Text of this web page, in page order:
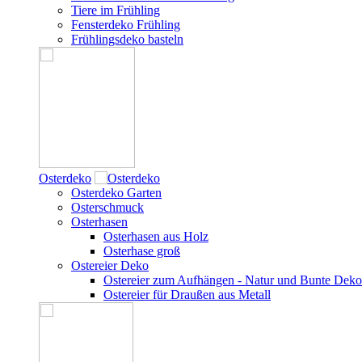
Tiere im Frühling
Fensterdeko Frühling
Frühlingsdeko basteln
Osterdeko
Osterdeko Garten
Osterschmuck
Osterhasen
Osterhasen aus Holz
Osterhase groß
Ostereier Deko
Ostereier zum Aufhängen - Natur und Bunte
Ostereier für Draußen aus Metall